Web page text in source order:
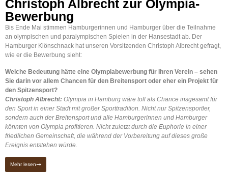
Christoph Albrecht zur Olympia-
Bewerbung
Bis Ende Mai stimmen Hamburgerinnen und Hamburger über die Teilnahme
an olympischen und paralympischen Spielen in der Hansestadt ab. Der
Hamburger Klönschnack hat unseren Vorsitzenden Christoph Albrecht gefragt,
wie er die Bewerbung sieht:
Welche Bedeutung hätte eine Olympiabewerbung für Ihren Verein – sehen
Sie darin vor allem Chancen für den Breitensport oder eher ein Projekt für
den Spitzensport?
Christoph Albrecht: Olympia in Hamburg wäre toll als Chance insgesamt für
den Sport in einer Stadt mit großer Sporttradition. Nicht nur Spitzensportler,
sondern auch der Breitensport und alle Hamburgerinnen und Hamburger
könnten von Olympia profitieren. Nicht zuletzt durch die Euphorie in einer
friedlichen Gemeinschaft, die während der Vorbereitung auf dieses große
Ereignis entstehen würde.
Mehr lesen